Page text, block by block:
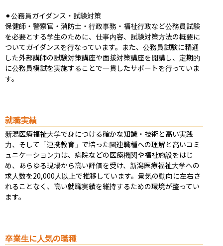
⚫︎公務員ガイダンス・試験対策
保健師・警察官・消防士・行政事務・福祉行政など公務員試験
を必要とする学生のために、仕事内容、試験対策方法の概要に
ついてガイダンスを行なっています。また、公務員試験に精通
した外部講師の試験対策講座や面接対策講座を開講し、定期的
に公務員模試を実施することで一貫したサポートを行っていま
す。
就職実績
新潟医療福祉大学で身につける確かな知識・技術と高い実践
力、そして「連携教育」で培った関連職種への理解と高いコミ
ュニケーション力は、病院などの医療機関や福祉施設をはじ
め、あらゆる現場から高い評価を受け、新潟医療福祉大学への
求人数を20,000人以上で推移しています。景気の動向に左右さ
れることなく、高い就職実績を維持するための環境が整ってい
ます。
卒業生に人気の職種